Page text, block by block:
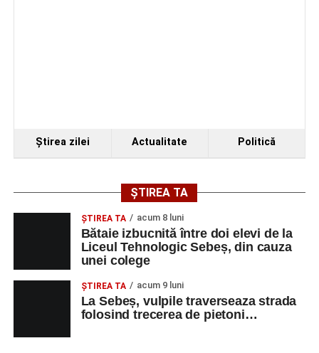
Organizatorii au transmis că recitalul de la Sebeș
reprezintă doar începutul unei serii de concerte care vor
județul Alba ocazia de a descoperi tineri interpreți talentați
și de a lua parte la un veritabil schimb cultural prin
Adaugă-ne ca sursă preferată
Urmărește-ne pe Google News
Ştirea zilei Actualitate Politică
ȘTIREA TA
ŞTIREA TA acum 8 luni
Bătaie izbucnită între doi elevi de la
Liceul Tehnologic Sebeș, din cauza
unei colege
ŞTIREA TA acum 9 luni
La Sebeș, vulpile traverseaza strada
folosind trecerea de pietoni…